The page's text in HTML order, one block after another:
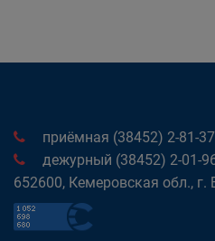
приёмная (38452) 2-81-37
дежурный (38452) 2-01-
652600, Кемеровская обл., г.